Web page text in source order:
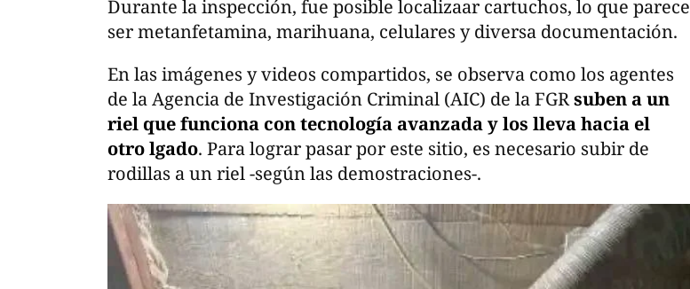
Durante la inspección, fue posible localizaar cartuchos, lo que parece
ser metanfetamina, marihuana, celulares y diversa documentación.
En las imágenes y videos compartidos, se observa como los agentes
de la Agencia de Investigación Criminal (AIC) de la FGRsuben a un
riel que funciona con tecnología avanzada y los lleva hacia el
otro lgado. Para lograr pasar por este sitio, es necesario subir de
rodillas a un riel -según las demostraciones-.